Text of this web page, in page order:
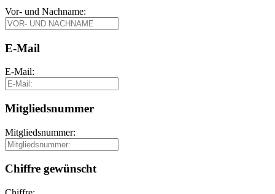
Vor- und Nachname:
E-Mail
E-Mail:
Mitgliedsnummer
Mitgliedsnummer:
Chiffre gewünscht